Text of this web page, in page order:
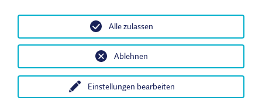
Heute im MuseumÖffnungszeiten & Eintrittspreise
© 2026 Fränkisches Freilandmuseum - Bad Windsheim | Bezirk
Mittelfranken. Alle Rechte vorbehalten.
Einstellungen bearbeiten
Ablehnen
Alle zulassen